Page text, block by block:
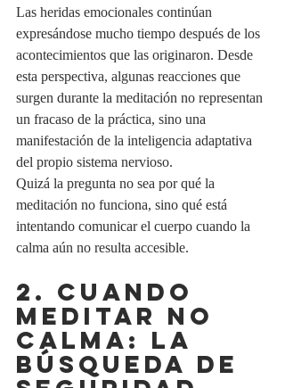
Las heridas emocionales continúan
expresándose mucho tiempo después de los
acontecimientos que las originaron. Desde
esta perspectiva, algunas reacciones que
surgen durante la meditación no representan
un fracaso de la práctica, sino una
manifestación de la inteligencia adaptativa
del propio sistema nervioso.
Quizá la pregunta no sea por qué la
meditación no funciona, sino qué está
intentando comunicar el cuerpo cuando la
calma aún no resulta accesible.
2. Cuando
meditar no
calma: la
búsqueda de